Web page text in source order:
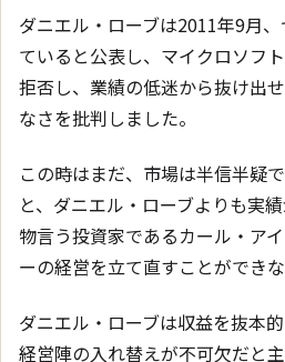
ダニエル・ローブは2011年9月
ていると公表し、マイクロソフ
拒否し、業績の低迷から抜け出
なさを批判しました。
この時はまだ、市場は半信半疑
と、ダニエル・ローブよりも実
物言う投資家であるカール・ア
ーの経営を立て直すことができな
ダニエル・ローブは収益を抜本
経営陣の入れ替えが不可欠だと主